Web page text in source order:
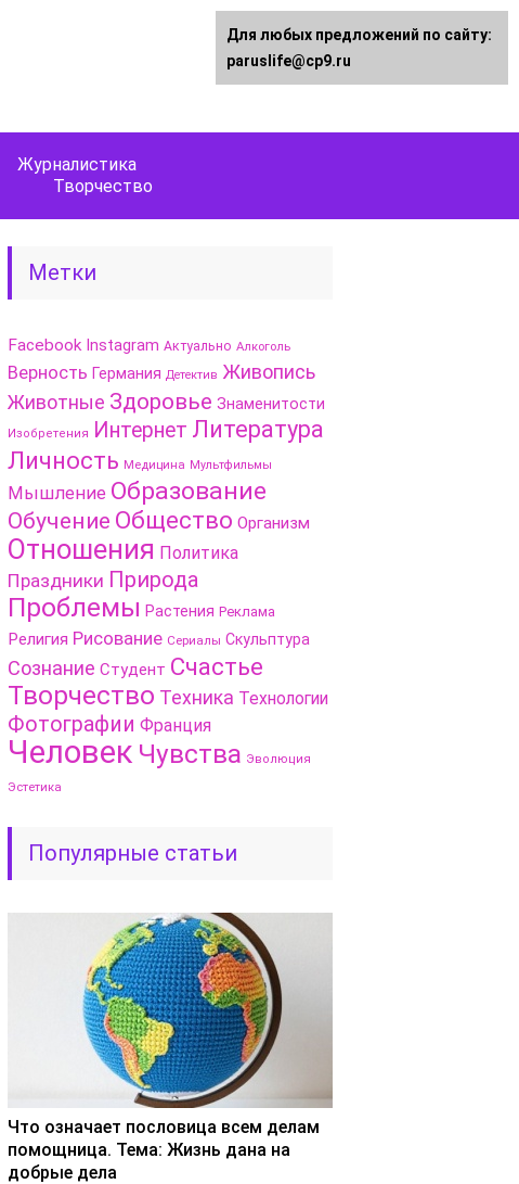
Журналистика
Творчество
Метки
Facebook Instagram Актуально Алкоголь
Верность Германия Детектив Живопись
Животные Здоровье Знаменитости
Изобретения Интернет Литература
Личность Медицина Мультфильмы
Мышление Образование
Обучение Общество Организм
Отношения Политика
Праздники Природа
Проблемы Растения Реклама
Религия Рисование Сериалы Скульптура
Сознание Студент Счастье
Творчество Техника Технологии
Фотографии Франция
Человек Чувства Эволюция
Эстетика
Популярные статьи
Что означает пословица всем делам
помощница. Тема: Жизнь дана на
добрые дела
Для любых предложений по сайту:
paruslife@cp9.ru